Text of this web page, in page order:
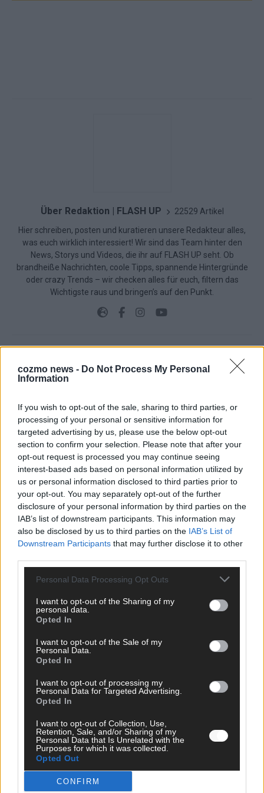
cozmo news - Do Not Process My Personal
Information
If you wish to opt-out of the sale, sharing to third parties, or
processing of your personal or sensitive information for
targeted advertising by us, please use the below opt-out
section to confirm your selection. Please note that after your
opt-out request is processed you may continue seeing
interest-based ads based on personal information utilized by
us or personal information disclosed to third parties prior to
your opt-out. You may separately opt-out of the further
disclosure of your personal information by third parties on the
IAB’s list of downstream participants. This information may
also be disclosed by us to third parties on the IAB’s List of
Downstream Participants that may further disclose it to other
Personal Data Processing Opt Outs
I want to opt-out of the Sharing of my
personal data.
Opted In
I want to opt-out of the Sale of my
Personal Data.
Opted In
I want to opt-out of processing my
Personal Data for Targeted Advertising.
Opted In
I want to opt-out of Collection, Use,
Retention, Sale, and/or Sharing of my
Personal Data that Is Unrelated with the
Purposes for which it was collected.
Opted Out
CONFIRM
Über Redaktion | FLASH UP 22529 Artikel
Hier schreiben, posten und kuratieren unsere Redakteur alles,
was euch wirklich interessiert! Wir sind das Team hinter den
News, Storys und Videos, die ihr auf FLASH UP seht. Ob
brandheiße Nachrichten, coole Tipps, spannende Hintergründe
oder crazy Trends – wir checken alles für euch, filtern das
Wichtigste raus und bringen’s auf den Punkt.
TOP STORIES
Monaco, Sallys Café, Westernbrauerei – der
DARA gewinnt verdient, Israel beunruhigend –
unser Kommentar zum ESC 2026
KOMMENTAR